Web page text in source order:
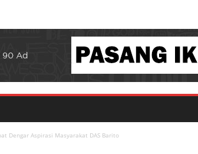
Dengar Aspirasi Masyarakat DAS Barito